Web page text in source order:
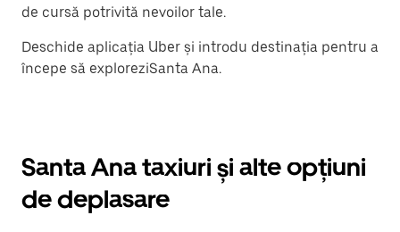
de cursă potrivită nevoilor tale.
Deschide aplicația Uber și introdu destinația pentru a
începe să exploreziSanta Ana.
Santa Ana taxiuri și alte opțiuni
de deplasare